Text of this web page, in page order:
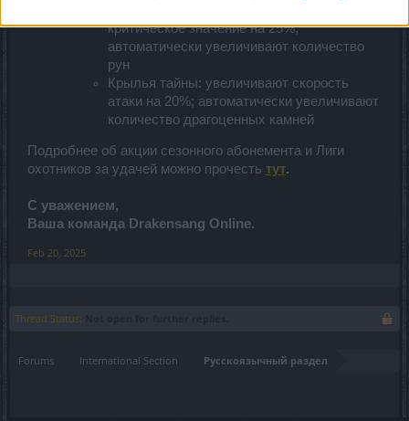
критическое значение на 25%;
автоматически увеличивают количество
рун
Крылья тайны: увеличивают скорость
атаки на 20%; автоматически увеличивают
количество драгоценных камней
Подробнее об акции сезонного абонемента и Лиги
охотников за удачей можно прочесть тут.
С уважением,
Ваша команда Drakensang Online.
Feb 20, 2025
Thread Status:
Forums International Section Русскоязычный раздел